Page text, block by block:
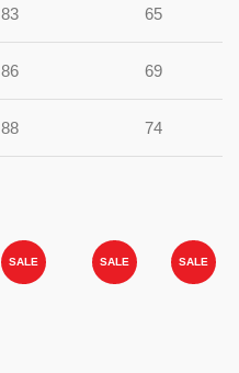
83 65
86 69
88 74
SALE SALE SALE